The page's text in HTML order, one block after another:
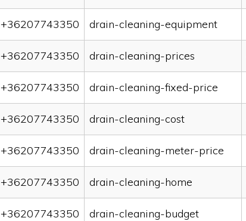
+36207743350 drain-cleaning-equipment
+36207743350 drain-cleaning-prices
+36207743350 drain-cleaning-fixed-price
+36207743350 drain-cleaning-cost
+36207743350 drain-cleaning-meter-price
+36207743350 drain-cleaning-home
+36207743350 drain-cleaning-budget